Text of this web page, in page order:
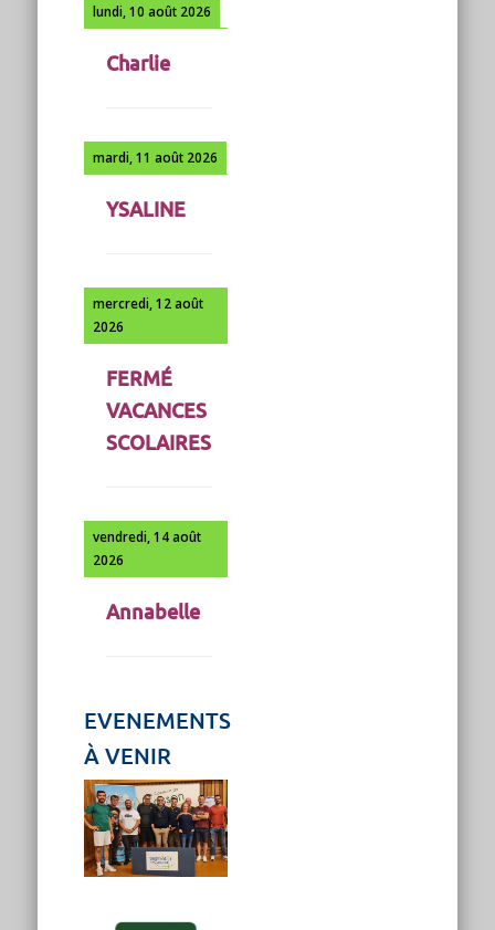
lundi, 10 août 2026
Charlie
mardi, 11 août 2026
YSALINE
mercredi, 12 août
2026
FERMÉ
VACANCES
SCOLAIRES
vendredi, 14 août
2026
Annabelle
EVENEMENTS
À VENIR